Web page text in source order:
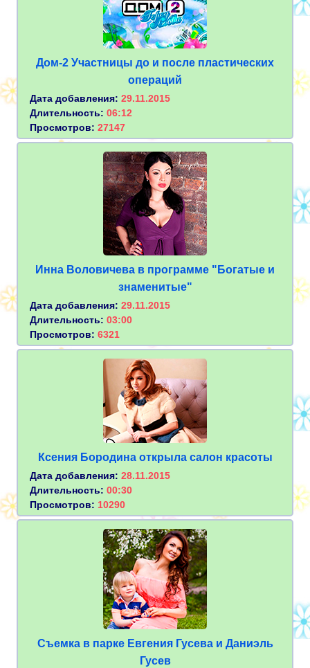
Дом-2 Участницы до и после пластических
операций
Дата добавления: 29.11.2015
Длительность: 06:12
Просмотров: 27147
Инна Воловичева в программе "Богатые и
знаменитые"
Дата добавления: 29.11.2015
Длительность: 03:00
Просмотров: 6321
Ксения Бородина открыла салон красоты
Дата добавления: 28.11.2015
Длительность: 00:30
Просмотров: 10290
Съемка в парке Евгения Гусева и Даниэль
Гусев